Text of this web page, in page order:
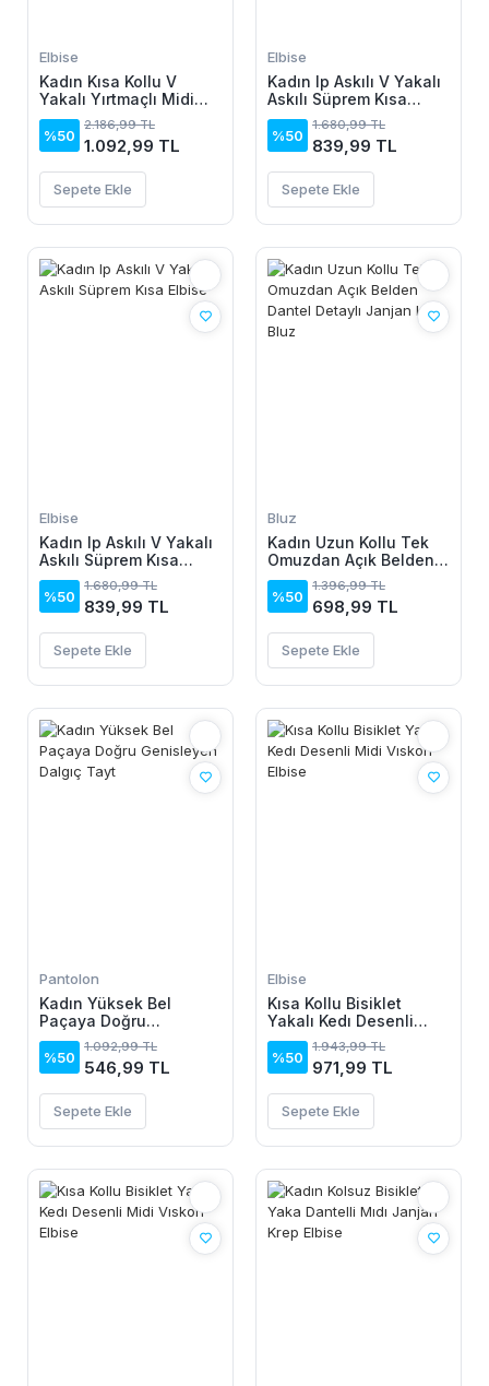
Elbise
Kadın Kısa Kollu V
Yakalı Yırtmaçlı Midi
Boy Viskon Elbise
%50
2.186,99 TL
1.092,99 TL
Sepete Ekle
Elbise
Kadın Ip Askılı V Yakalı
Askılı Süprem Kısa
Elbise
%50
1.680,99 TL
839,99 TL
Sepete Ekle
Elbise
Kadın Ip Askılı V Yakalı
Askılı Süprem Kısa
Elbise
%50
1.680,99 TL
839,99 TL
Sepete Ekle
Bluz
Kadın Uzun Kollu Tek
Omuzdan Açık Belden
Dantel Detaylı Janjan
Krep Bluz
%50
1.396,99 TL
698,99 TL
Sepete Ekle
Pantolon
Kadın Yüksek Bel
Paçaya Doğru
Genisleyen Dalgıç Tayt
%50
1.092,99 TL
546,99 TL
Sepete Ekle
Elbise
Kısa Kollu Bisiklet
Yakalı Kedı Desenli
Midi Vıskon Elbise
%50
1.943,99 TL
971,99 TL
Sepete Ekle